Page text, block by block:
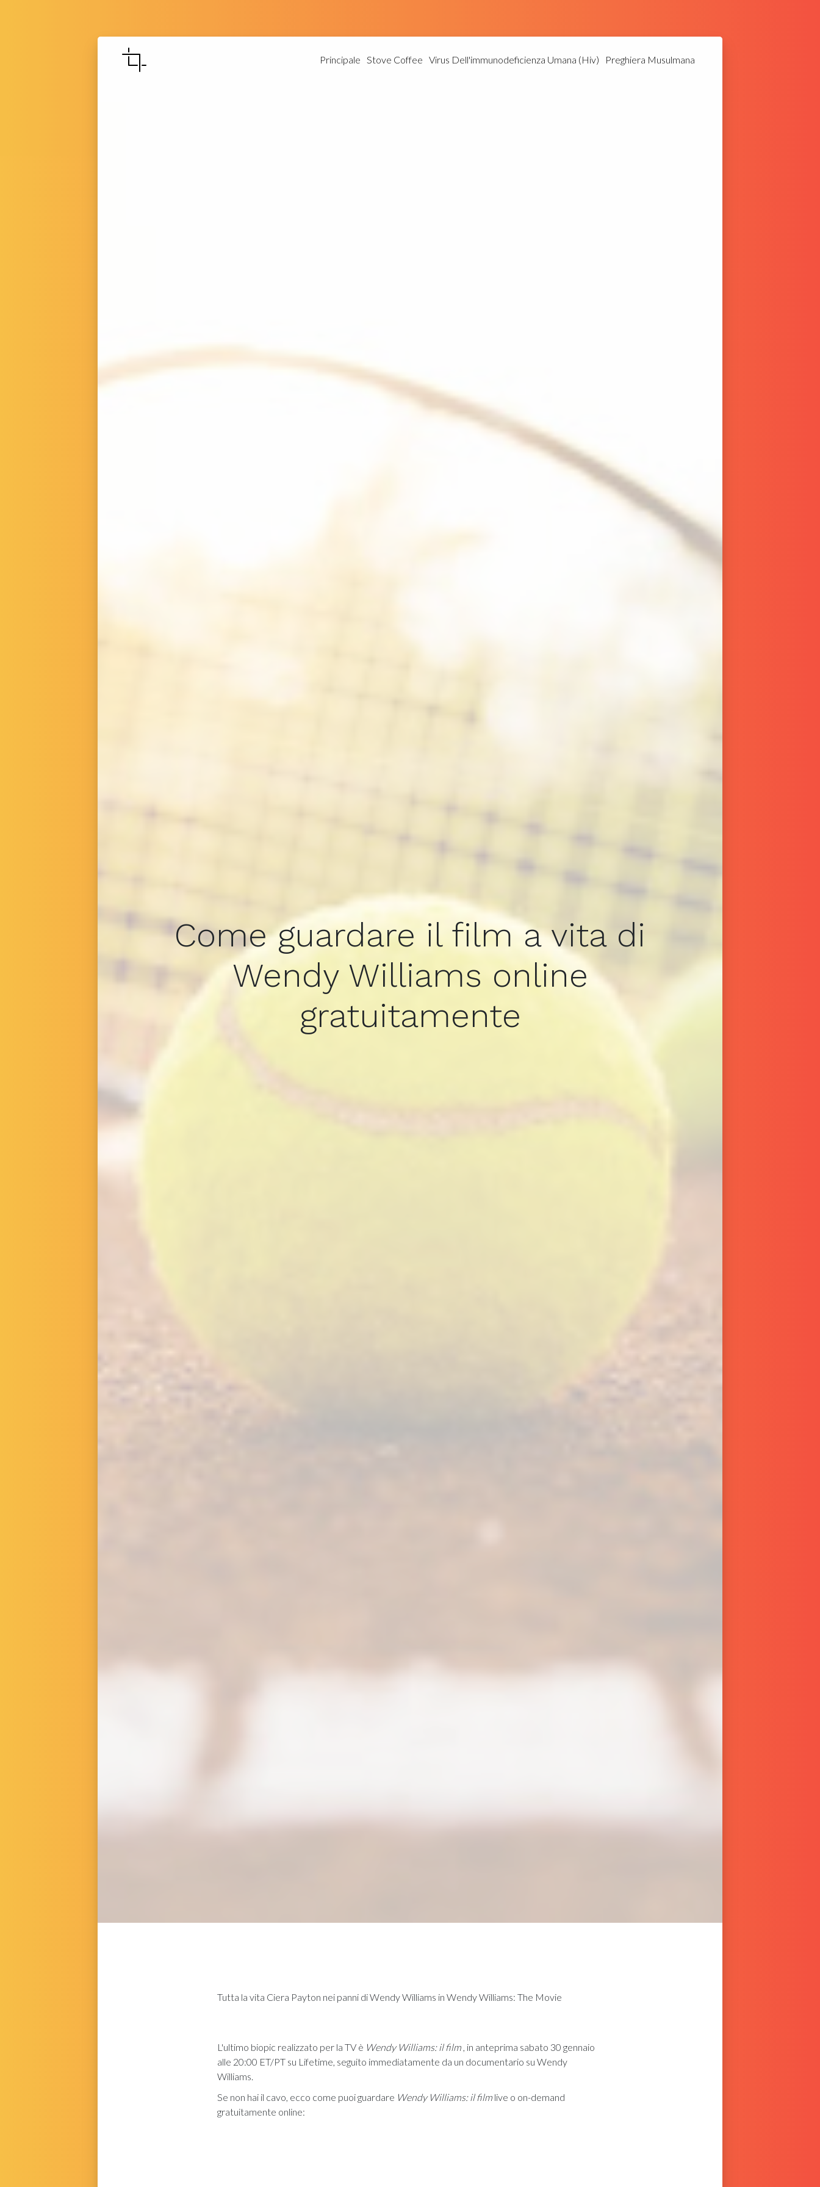
Principale Stove Coffee Virus Dell'immunodeficienza Umana (Hiv) Preghiera Musulmana
Come guardare il film a vita di
Wendy Williams online
gratuitamente
Tutta la vita Ciera Payton nei panni di Wendy Williams in Wendy Williams: The Movie
L'ultimo biopic realizzato per la TV è Wendy Williams: il film, in anteprima sabato 30 gennaio
alle 20:00 ET/PT su Lifetime, seguito immediatamente da un documentario su Wendy
Williams.
Se non hai il cavo, ecco come puoi guardare Wendy Williams: il filmlive o on-demand
gratuitamente online: